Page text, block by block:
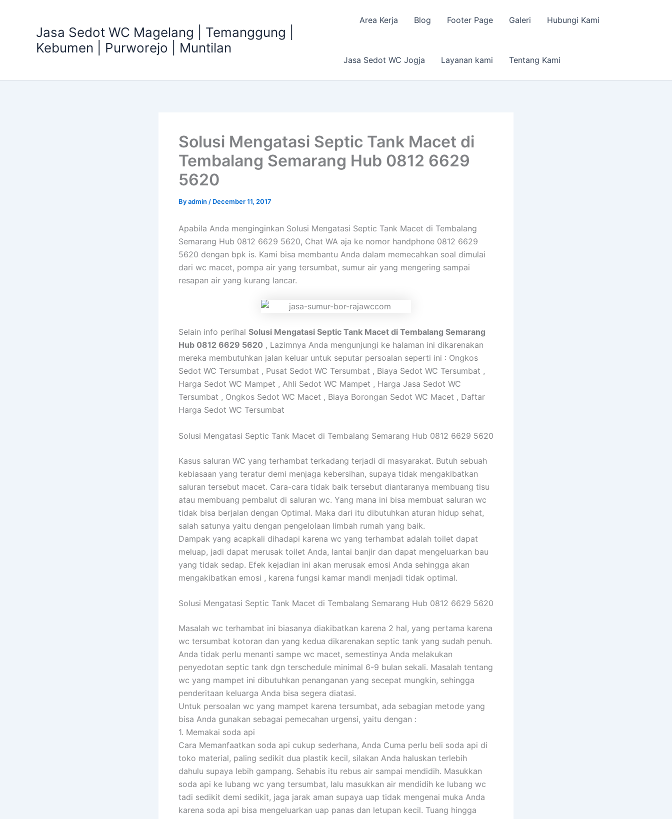
Jasa Sedot WC Magelang | Temanggung |
Kebumen | Purworejo | Muntilan
Area Kerja Blog Footer Page Galeri Hubungi Kami
Jasa Sedot WC Jogja Layanan kami Tentang Kami
Solusi Mengatasi Septic Tank Macet di
Tembalang Semarang Hub 0812 6629
5620
Byadmin / December 11, 2017
Apabila Anda menginginkan Solusi Mengatasi Septic Tank Macet di Tembalang
Semarang Hub 0812 6629 5620, Chat WA aja ke nomor handphone 0812 6629
5620 dengan bpk is. Kami bisa membantu Anda dalam memecahkan soal dimulai
dari wc macet, pompa air yang tersumbat, sumur air yang mengering sampai
resapan air yang kurang lancar.
Selain info perihal Solusi Mengatasi Septic Tank Macet di Tembalang Semarang
Hub 0812 6629 5620 , Lazimnya Anda mengunjungi ke halaman ini dikarenakan
mereka membutuhkan jalan keluar untuk seputar persoalan seperti ini : Ongkos
Sedot WC Tersumbat , Pusat Sedot WC Tersumbat , Biaya Sedot WC Tersumbat ,
Harga Sedot WC Mampet , Ahli Sedot WC Mampet , Harga Jasa Sedot WC
Tersumbat , Ongkos Sedot WC Macet , Biaya Borongan Sedot WC Macet , Daftar
Harga Sedot WC Tersumbat
Solusi Mengatasi Septic Tank Macet di Tembalang Semarang Hub 0812 6629 5620
Kasus saluran WC yang terhambat terkadang terjadi di masyarakat. Butuh sebuah
kebiasaan yang teratur demi menjaga kebersihan, supaya tidak mengakibatkan
saluran tersebut macet. Cara-cara tidak baik tersebut diantaranya membuang tisu
atau membuang pembalut di saluran wc. Yang mana ini bisa membuat saluran wc
tidak bisa berjalan dengan Optimal. Maka dari itu dibutuhkan aturan hidup sehat,
salah satunya yaitu dengan pengelolaan limbah rumah yang baik.
Dampak yang acapkali dihadapi karena wc yang terhambat adalah toilet dapat
meluap, jadi dapat merusak toilet Anda, lantai banjir dan dapat mengeluarkan bau
yang tidak sedap. Efek kejadian ini akan merusak emosi Anda sehingga akan
mengakibatkan emosi , karena fungsi kamar mandi menjadi tidak optimal.
Solusi Mengatasi Septic Tank Macet di Tembalang Semarang Hub 0812 6629 5620
Masalah wc terhambat ini biasanya diakibatkan karena 2 hal, yang pertama karena
wc tersumbat kotoran dan yang kedua dikarenakan septic tank yang sudah penuh.
Anda tidak perlu menanti sampe wc macet, semestinya Anda melakukan
penyedotan septic tank dgn terschedule minimal 6-9 bulan sekali. Masalah tentang
wc yang mampet ini dibutuhkan penanganan yang secepat mungkin, sehingga
penderitaan keluarga Anda bisa segera diatasi.
Untuk persoalan wc yang mampet karena tersumbat, ada sebagian metode yang
bisa Anda gunakan sebagai pemecahan urgensi, yaitu dengan :
1. Memakai soda api
Cara Memanfaatkan soda api cukup sederhana, Anda Cuma perlu beli soda api di
toko material, paling sedikit dua plastik kecil, silakan Anda haluskan terlebih
dahulu supaya lebih gampang. Sehabis itu rebus air sampai mendidih. Masukkan
soda api ke lubang wc yang tersumbat, lalu masukkan air mendidih ke lubang wc
tadi sedikit demi sedikit, jaga jarak aman supaya uap tidak mengenai muka Anda
karena soda api bisa mengeluarkan uap panas dan letupan kecil. Tuang hingga